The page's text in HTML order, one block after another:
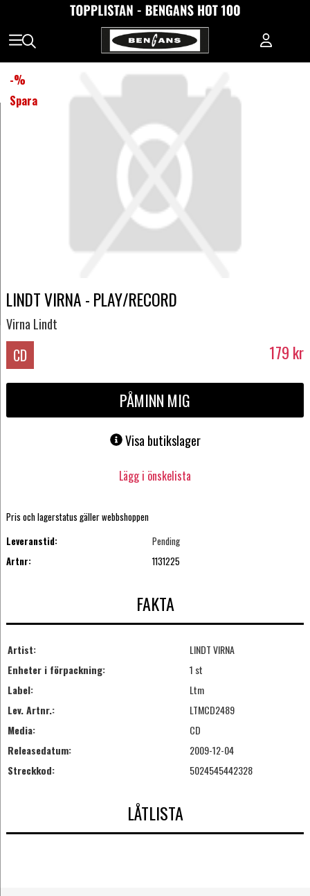
-%
Spara
LINDT VIRNA - PLAY/RECORD
Virna Lindt
CD 179 kr
PÅMINN MIG
Visa butikslager
Lägg i önskelista
Pris och lagerstatus gäller webbshoppen
Leveranstid:
Pending
Artnr:
1131225
FAKTA
Artist:
LINDT VIRNA
Enheter i förpackning:
1 st
Label:
Ltm
Lev. Artnr.:
LTMCD2489
Media:
CD
Releasedatum:
2009-12-04
Streckkod:
5024545442328
LÅTLISTA